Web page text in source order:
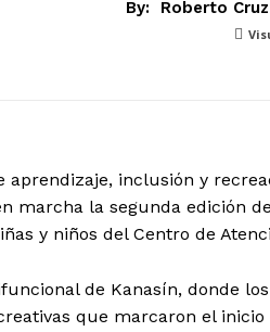
By: Roberto Cruz
inclusión y
marcha la segunda edición
y niños del Centro de
de Kanasín, donde
que marcaron el